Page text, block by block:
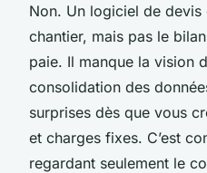
Non. Un logiciel de
chantier, mais pas le
paie. Il manque la vision
consolidation des
surprises dès que vous
et charges fixes. C’est
regardant seulement le